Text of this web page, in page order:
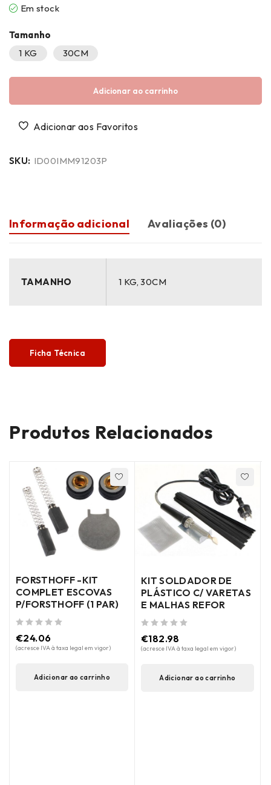
Em stock
Tamanho
1 KG
30CM
Adicionar ao carrinho
SKU: ID00IMM91203P
Informação adicional Avaliações (0)
TAMANHO 1 KG, 30CM
Ficha Técnica
Produtos Relacionados
FORSTHOFF -KIT
COMPLET ESCOVAS
P/FORSTHOFF (1 PAR)
€24.06
(acresce IVA à taxa legal em vigor)
Adicionar ao carrinho
KIT SOLDADOR DE
PLÁSTICO C/ VARETAS
E MALHAS REFOR
€182.98
(acresce IVA à taxa legal em vigor)
Adicionar ao carrinho